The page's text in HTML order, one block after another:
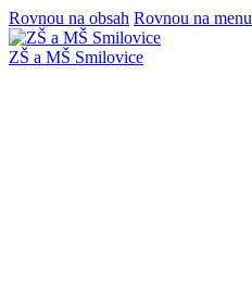
Rovnou na obsah Rovnou na menu
ZŠ a MŠ Smilovice